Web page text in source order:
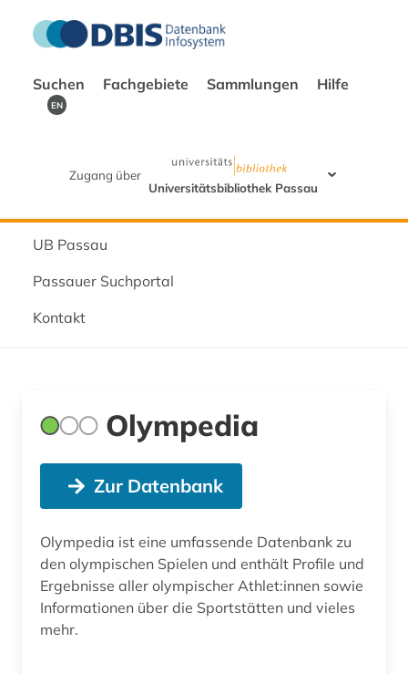
Suchen Fachgebiete Sammlungen Hilfe
EN
Zugang über
Universitätsbibliothek Passau
UB Passau
Passauer Suchportal
Kontakt
Olympedia
Zur Datenbank
Olympedia ist eine umfassende Datenbank zu
den olympischen Spielen und enthält Profile und
Ergebnisse aller olympischer Athlet:innen sowie
Informationen über die Sportstätten und vieles
mehr.